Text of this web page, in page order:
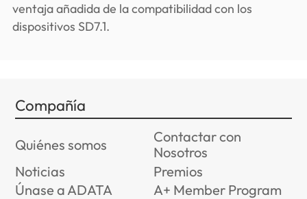
ventaja añadida de la compatibilidad con los
dispositivos SD7.1.
Compañía
Quiénes somos
Contactar con
Nosotros
Noticias
Premios
Únase a ADATA
A+ Member Program